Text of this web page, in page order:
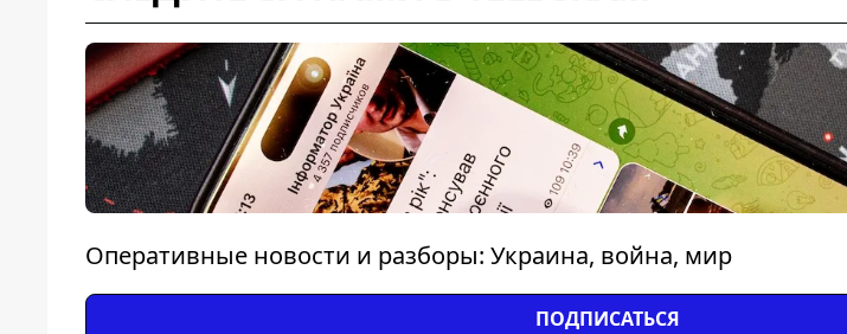
Оперативные новости и разборы: Украина, война, мир
ПОДПИСАТЬСЯ